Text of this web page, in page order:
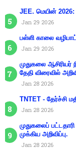
JEE. மெயின்
Jan 29 2026
பள்ளி காலை
Jan 29 2026
முதுகலை ஆசிரியர்
தேதி விரைவில்
Jan 28 2026
TNTET - தேர்ச்சி
Jan 28 2026
முதுகலைப்
முக்கிய அறிவிப்பு.
Jan 28 2026